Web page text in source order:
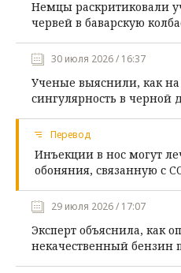
Немцы раскритиковали
червей в баварскую
30 июля 2026 / 16:37
Ученые выяснили, как
сингулярность в черной
Перевод
Инъекции в нос могут
обоняния, связанную с
29 июля 2026 / 17:07
Эксперт объяснила, как
некачественный бензин